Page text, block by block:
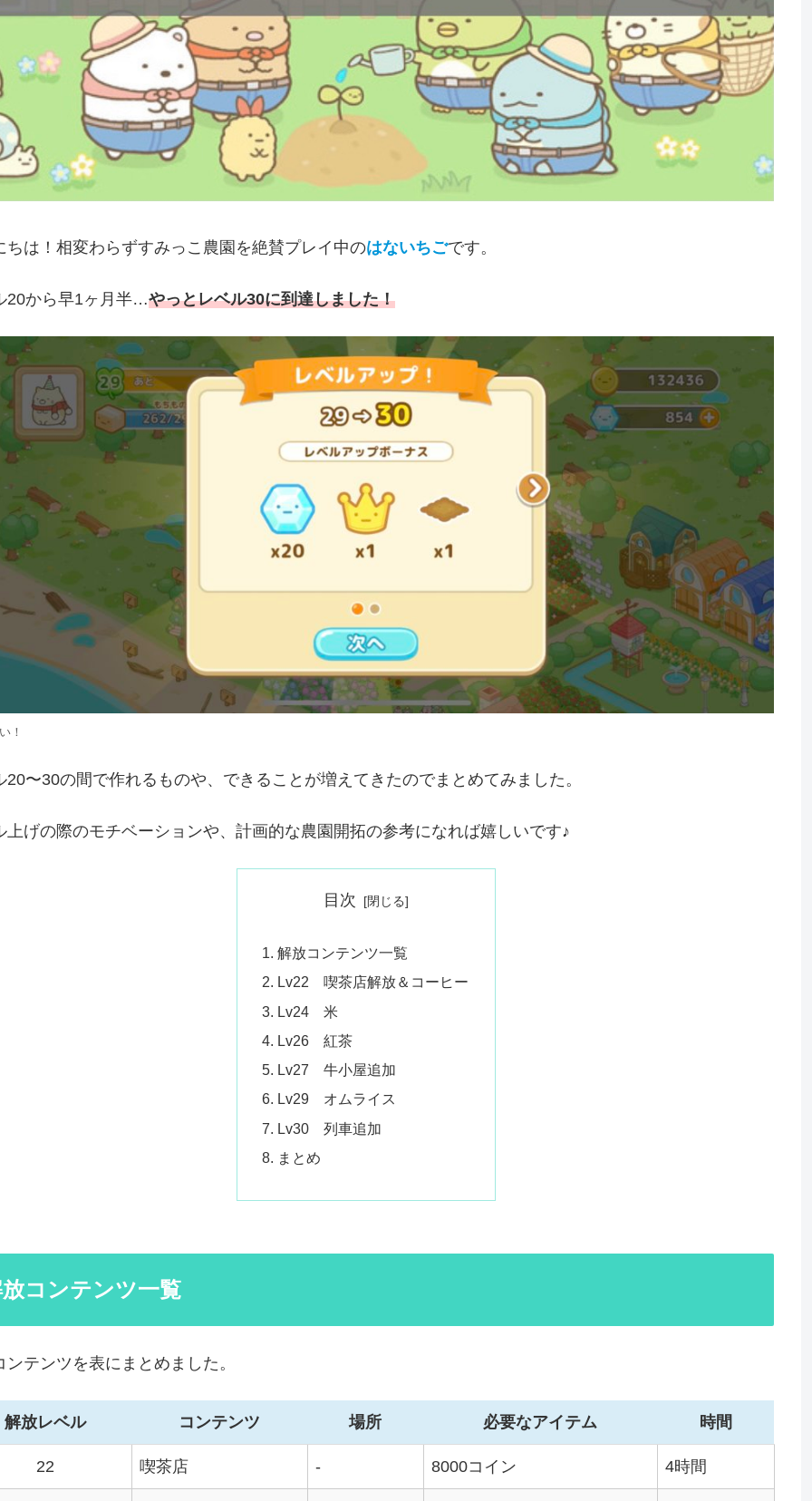
ちは！相変わらずすみっこ農園を絶賛プレイ中のはないちごです。
20から早1ヶ月半…やっとレベル30に到達しました！
！
20〜30の間で作れるものや、できることが増えてきたのでまとめてみました。
上げの際のモチベーションや、計画的な農園開拓の参考になれば嬉しいです♪
目次
解放コンテンツ一覧
Lv22 喫茶店解放＆コーヒー
Lv24 米
Lv26 紅茶
Lv27 牛小屋追加
Lv29 オムライス
Lv30 列車追加
まとめ
コンテンツ一覧
ンテンツを表にまとめました。
解放レベル コンテンツ 場所 必要なアイテム 時間
22 喫茶店 - 8000コイン 4時間